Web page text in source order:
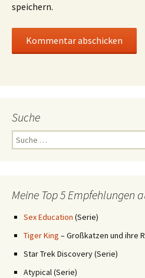
speichern.
Suche
Suche
nach:
Meine Top 5 Empfehlungen
Sex Education (Serie)
Tiger King – Großkatzen und ihre
Star Trek Discovery (Serie)
Atypical (Serie)